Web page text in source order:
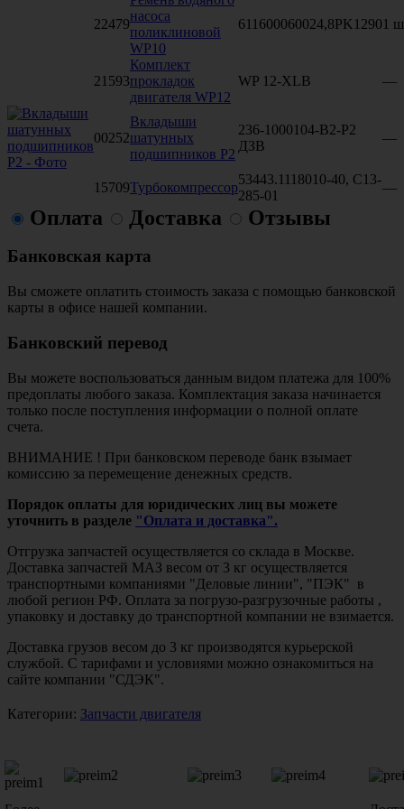
22479
насоса
поликлиновой
WP10
611600060024,8PK12901
21593
Комплект
прокладок
двигателя WP12
WP 12-XLB —
00252
Вкладыши
шатунных
подшипников Р2
236-1000104-В2-Р2
ДЗВ
—
15709Турбокомпрессор
53443.1118010-40, С13-
285-01
—
Оплата Доставка Отзывы
Банковская карта
Вы сможете оплатить стоимость заказа с помощью банковской
карты в офисе нашей компании.
Банковский перевод
Вы можете воспользоваться данным видом платежа для 100%
предоплаты любого заказа. Комплектация заказа начинается
только после поступления информации о полной оплате
счета.
ВНИМАНИЕ ! При банковском переводе банк взымает
комиссию за перемещение денежных средств.
Порядок оплаты для юридических лиц вы можете
уточнить в разделе "Оплата и доставка".
Отгрузка запчастей осуществляется со склада в Москве.
Доставка запчастей МАЗ весом от 3 кг осуществляется
транспортными компаниями "Деловые линии", "ПЭК" в
любой регион РФ. Оплата за погрузо-разгрузочные работы ,
упаковку и доставку до транспортной компании не взимается.
Доставка грузов весом до 3 кг производятся курьерской
службой. С тарифами и условиями можно ознакомиться на
сайте компании "СДЭК".
Категории: Запчасти двигателя